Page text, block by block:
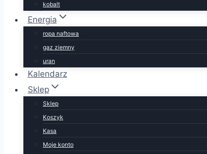
kobalt
Energia
ropa naftowa
gaz ziemny
uran
Kalendarz
Sklep
Sklep
Koszyk
Kasa
Moje konto